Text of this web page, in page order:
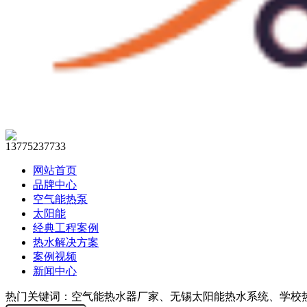
13775237733
网站首页
品牌中心
空气能热泵
太阳能
经典工程案例
热水解决方案
案例视频
新闻中心
热门关键词：空气能热水器厂家、无锡太阳能热水系统、学校